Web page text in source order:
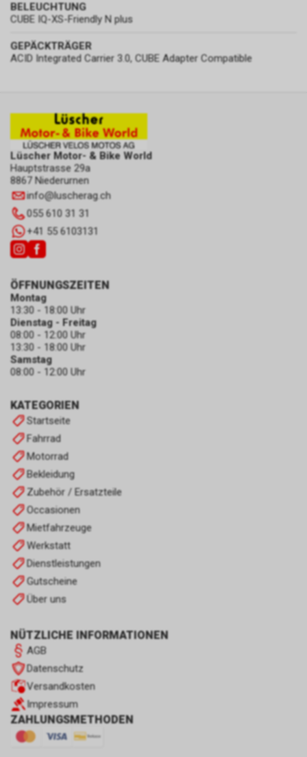
BELEUCHTUNG
CUBE IQ-XS-Friendly N plus
GEPÄCKTRÄGER
ACID Integrated Carrier 3.0, CUBE Adapter Compatible
Lüscher Motor- & Bike World
Hauptstrasse 29a
8867 Niederurnen
info@luscherag.ch
055 610 31 31
+41 55 6103131
KATEGORIEN
Startseite
Fahrrad
Motorrad
Bekleidung
Zubehör / Ersatzteile
Occasionen
Mietfahrzeuge
Werkstatt
Dienstleistungen
Gutscheine
Über uns
NÜTZLICHE INFORMATIONEN
AGB
Datenschutz
Versandkosten
Impressum
ZAHLUNGSMETHODEN
ÖFFNUNGSZEITEN
Montag
13:30 - 18:00 Uhr
Dienstag - Freitag
08:00 - 12:00 Uhr
13:30 - 18:00 Uhr
Samstag
08:00 - 12:00 Uhr